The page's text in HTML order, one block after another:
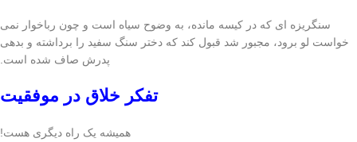
سنگریزه ای که در کیسه مانده، به وضوح سیاه است و چون رباخوار نمی
خواست لو برود، مجبور شد قبول کند که دختر سنگ سفید را برداشته و بدهی
پدرش صاف شده است.
تفکر خلاق در موفقیت
همیشه یک راه دیگری هست!